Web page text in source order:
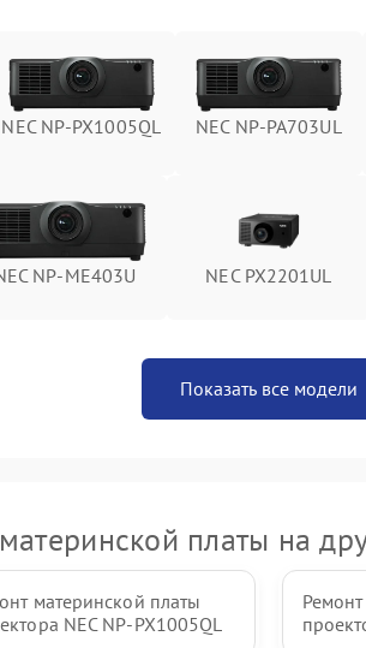
NEC NP-PX1005QL NEC NP-PA703UL
NP-ME403U NEC PX2201UL
Показать все модели
платы на
материнской платы
NEC NP-PX1005QL